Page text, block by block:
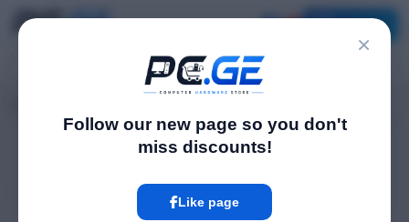
×
Follow our new page so you don't
miss discounts!
Like page